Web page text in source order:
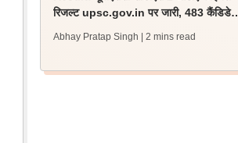
रिजल्ट upsc.gov.in पर जारी, 483 कैंडिडेट
Abhay Pratap Singh | 2 mins read